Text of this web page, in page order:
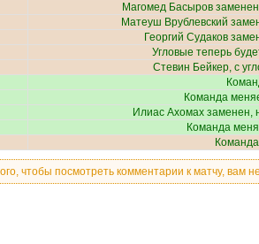
Магомед Басыров
Матеуш Врублевский
Георгий Судаков
Угловые теперь
Стевин Бейкер, с
Команда
Илиас Ахомах заменен,
Команда
чтобы посмотреть комментарии к матчу, вам